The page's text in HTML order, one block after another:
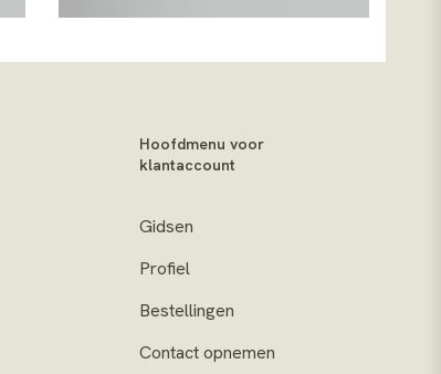
Hoofdmenu voor
klantaccount
Gidsen
Profiel
Bestellingen
Contact opnemen